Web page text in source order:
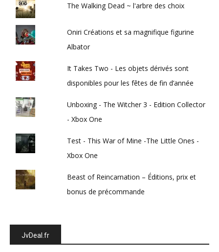
The Walking Dead ~ l'arbre des choix
Oniri Créations et sa magnifique figurine
Albator
It Takes Two - Les objets dérivés sont
disponibles pour les fêtes de fin d’année
Unboxing - The Witcher 3 - Edition Collector
- Xbox One
Test - This War of Mine -The Little Ones -
Xbox One
Beast of Reincarnation – Éditions, prix et
bonus de précommande
JvDeal.fr